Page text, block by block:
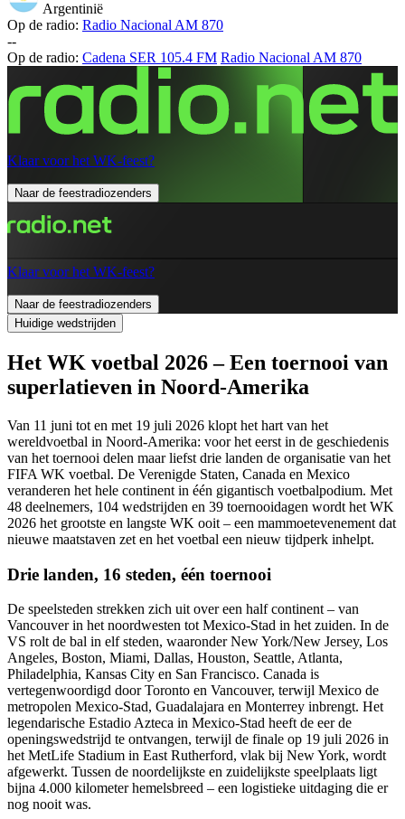
Argentinië
Op de radio: Radio Nacional AM 870
--
Op de radio: Cadena SER 105.4 FM Radio Nacional AM 870
Klaar voor het WK-feest?
Naar de feestradiozenders
Klaar voor het WK-feest?
Naar de feestradiozenders
Huidige wedstrijden
Het WK voetbal 2026 – Een toernooi van
superlatieven in Noord-Amerika
Van 11 juni tot en met 19 juli 2026 klopt het hart van het
wereldvoetbal in Noord-Amerika: voor het eerst in de geschiedenis
van het toernooi delen maar liefst drie landen de organisatie van het
FIFA WK voetbal. De Verenigde Staten, Canada en Mexico
veranderen het hele continent in één gigantisch voetbalpodium. Met
48 deelnemers, 104 wedstrijden en 39 toernooidagen wordt het WK
2026 het grootste en langste WK ooit – een mammoetevenement dat
nieuwe maatstaven zet en het voetbal een nieuw tijdperk inhelpt.
Drie landen, 16 steden, één toernooi
De speelsteden strekken zich uit over een half continent – van
Vancouver in het noordwesten tot Mexico-Stad in het zuiden. In de
VS rolt de bal in elf steden, waaronder New York/New Jersey, Los
Angeles, Boston, Miami, Dallas, Houston, Seattle, Atlanta,
Philadelphia, Kansas City en San Francisco. Canada is
vertegenwoordigd door Toronto en Vancouver, terwijl Mexico de
metropolen Mexico-Stad, Guadalajara en Monterrey inbrengt. Het
legendarische Estadio Azteca in Mexico-Stad heeft de eer de
openingswedstrijd te ontvangen, terwijl de finale op 19 juli 2026 in
het MetLife Stadium in East Rutherford, vlak bij New York, wordt
afgewerkt. Tussen de noordelijkste en zuidelijkste speelplaats ligt
bijna 4.000 kilometer hemelsbreed – een logistieke uitdaging die er
nog nooit was.